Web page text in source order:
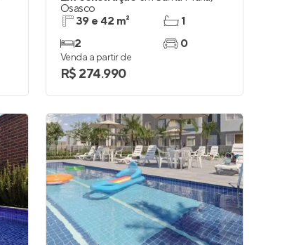
Osasco
39 e 42 m²
2
1
0
Venda a partir de
R$ 274.990